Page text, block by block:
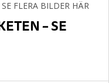
– SE